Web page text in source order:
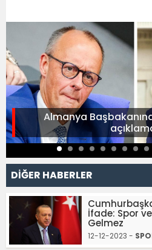
Almanya
DİĞER HABERLER
İfade: Spor
Gelmez
12-12-2023 -